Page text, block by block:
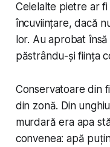
Celelalte pietre ar
încuviințare, dacă
lor. Au aprobat
păstrându-și ființa
Conservatoare din
din zonă. Din
murdară era apa
convenea: apă